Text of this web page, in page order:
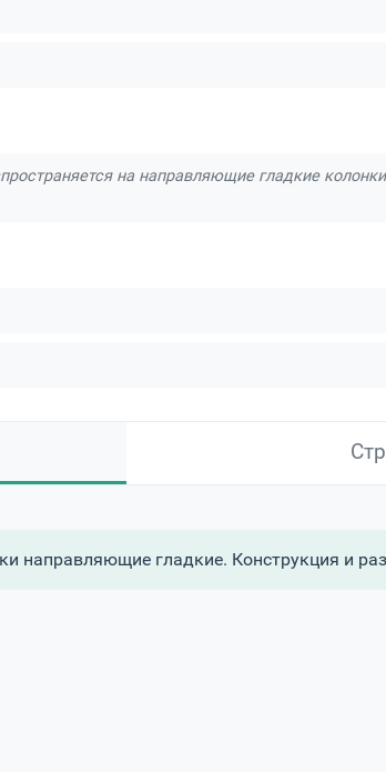
на направляющие гладкие
направляющие гладкие. Конструкция и